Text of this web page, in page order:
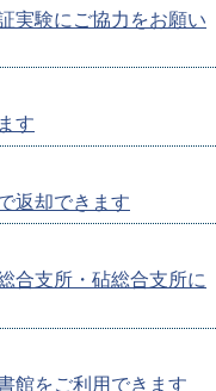
実験にご協力をお願い
す
返却できます
合支所・砧総合支所に
館をご利用できます